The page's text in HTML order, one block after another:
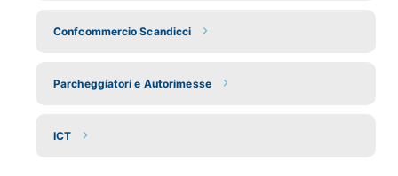
Confcommercio Scandicci
Parcheggiatori e Autorimesse
ICT